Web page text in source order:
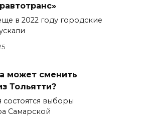
в 2022 году городские
может сменить
Тольятти?
состоятся выборы
Самарской